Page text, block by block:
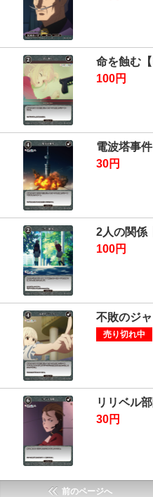
命を蝕む【
100円
電波塔事件
30円
2人の関係
100円
不敗のジャ
売り切れ中
リリベル部
30円
前のページへ